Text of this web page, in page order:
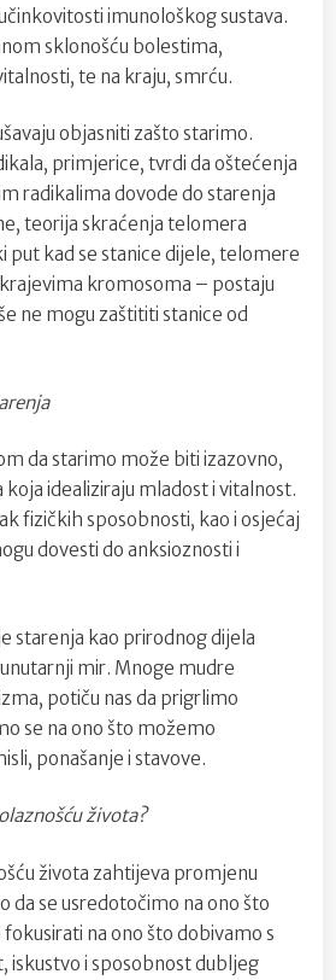
imunološkog sustava.
sklonošću bolestima,
te na kraju, smrću.
objasniti zašto starimo.
primjerice, tvrdi da oštećenja
radikalima dovode do starenja
teorija skraćenja telomera
put kad se stanice dijele, telomere
kromosoma – postaju
ne mogu zaštititi stanice od
da starimo može biti izazovno,
idealiziraju mladost i vitalnost.
fizičkih sposobnosti, kao i osjećaj
dovesti do anksioznosti i
starenja kao prirodnog dijela
mir. Mnoge mudre
potiču nas da prigrlimo
se na ono što možemo
ponašanje i stavove.
života?
života zahtijeva promjenu
da se usredotočimo na ono što
na ono što dobivamo s
iskustvo i sposobnost dubljeg